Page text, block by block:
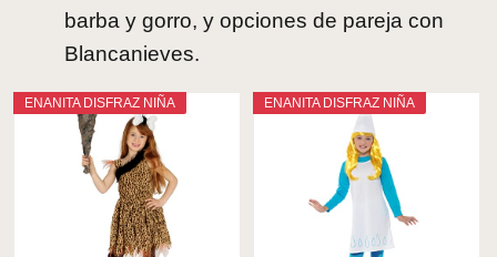
barba y gorro, y opciones de pareja con
Blancanieves.
ENANITA DISFRAZ NIÑA ENANITA DISFRAZ NIÑA